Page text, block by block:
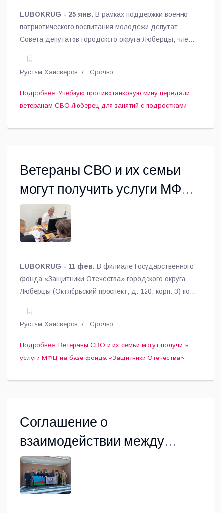
LUBOKRUG - 25 янв. В рамках поддержки военно-
патриотического воспитания молодежи депутат
Совета депутатов городского округа Люберцы, член
специальной военной операции Артем Данилов
передал военно-патриотическому клубу «Штурм»
учебную противотанковую мину.
Рустам Хансверов Срочно
Подробнее: Учебную противотанковую мину передали
ветеранам СВО Люберец для занятий с подростками
Ветераны СВО и их семьи
могут получить услуги МФЦ
на базе фонда «Защитники
Отечества»
LUBOKRUG - 11 фев. В филиале Государственного
фонда «Защитники Отечества» городского округа
Люберцы (Октябрьский проспект, д. 120, корп. 3) по
Волкова для ветеранов специальной военной
операции и членов их семей ведёт приём сотрудник
Рустам Хансверов Срочно
Подробнее: Ветераны СВО и их семьи могут получить
услуги МФЦ на базе фонда «Защитники Отечества»
Соглашение о
взаимодействии между
ветеранскими
организациями подписано в
Люберцах